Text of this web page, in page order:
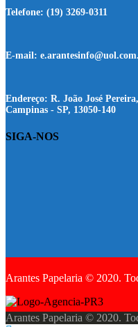
Telefone: (19) 3269-0311
E-mail:
Endereço: R. João José
Campinas - SP, 13050-140
SIGA-NOS
Arantes Papelaria © 2020.
Arantes Papelaria © 2020.